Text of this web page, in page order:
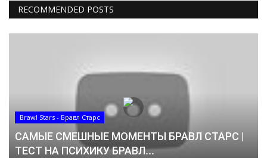
RECOMMENDED POSTS
Brawl Stars - Бравл Старс
САМЫЕ СМЕШНЫЕ МОМЕНТЫ БРАВЛ СТАРС |
ТЕСТ НА ПСИХИКУ БРАВЛ...